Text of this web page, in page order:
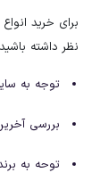
برای خرید
نظر داشته باشید
توجه به
بررسی
توحه به